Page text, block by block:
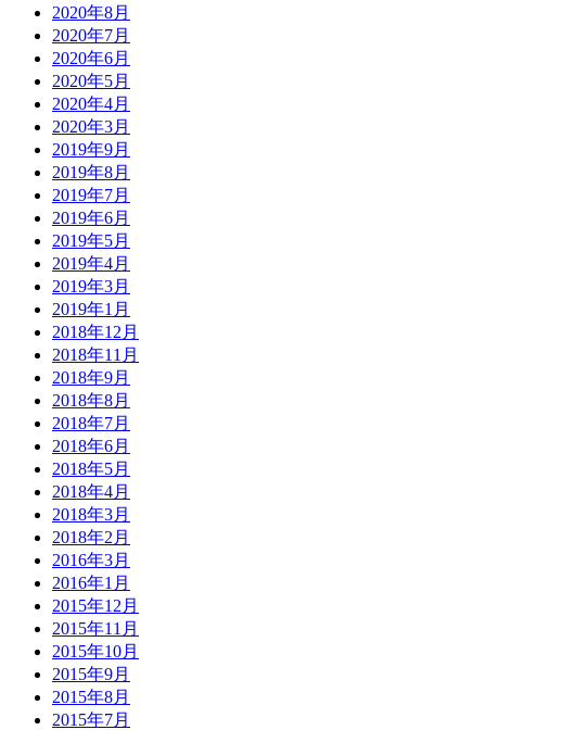
2020年8月
2020年7月
2020年6月
2020年5月
2020年4月
2020年3月
2019年9月
2019年8月
2019年7月
2019年6月
2019年5月
2019年4月
2019年3月
2019年1月
2018年12月
2018年11月
2018年9月
2018年8月
2018年7月
2018年6月
2018年5月
2018年4月
2018年3月
2018年2月
2016年3月
2016年1月
2015年12月
2015年11月
2015年10月
2015年9月
2015年8月
2015年7月